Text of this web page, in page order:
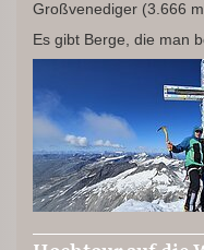
Großvenediger (3.666
Es gibt Berge, die man